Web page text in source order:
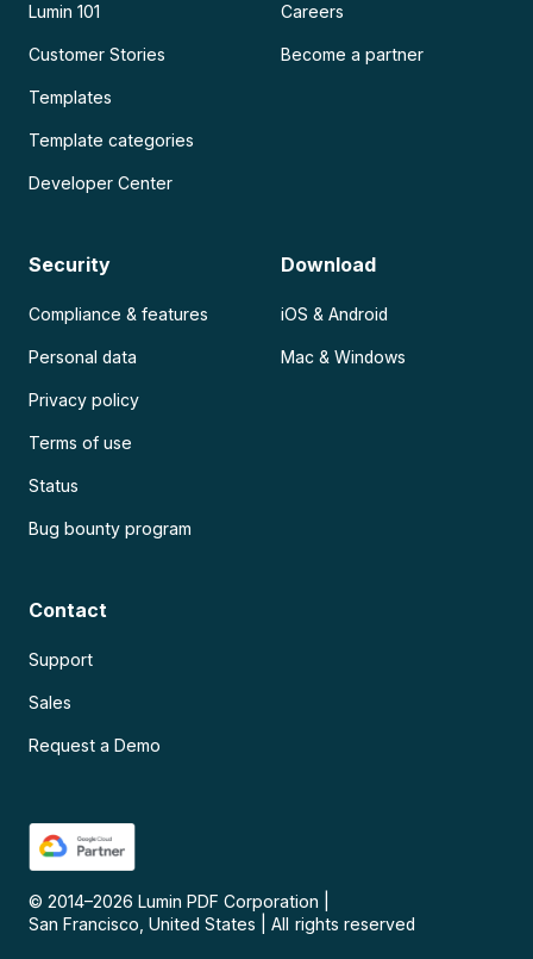
Lumin 101
Customer Stories
Templates
Template categories
Developer Center
Careers
Become a partner
Security
Compliance & features
Personal data
Privacy policy
Terms of use
Status
Bug bounty program
Download
iOS & Android
Mac & Windows
Contact
Support
Sales
Request a Demo
© 2014–2026 Lumin PDF Corporation
San Francisco, United States
All rights reserved